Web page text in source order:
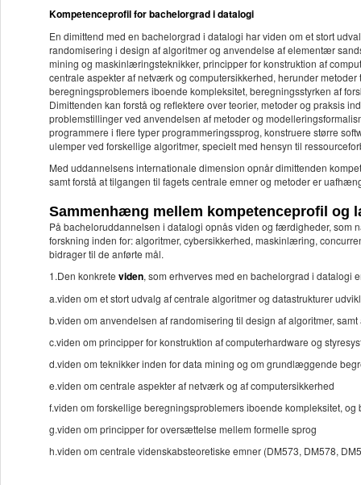
Kompetenceprofil for bachelorgrad i datalogi
En dimittend med en bachelorgrad i datalogi har viden om et stort
randomisering i design af algoritmer og anvendelse af elementær
mining og maskinlæringsteknikker, principper for konstruktion af
centrale aspekter af netværk og computersikkerhed, herunder
beregningsproblemers iboende kompleksitet, beregningsstyrken af
Dimittenden kan forstå og reflektere over teorier, metoder og praksis
problemstillinger ved anvendelsen af metoder og
programmere i flere typer programmeringssprog, konstruere større
ulemper ved forskellige algoritmer, specielt med hensyn til
Med uddannelsens internationale dimension opnår dimittenden
samt forstå at tilgangen til fagets centrale emner og metoder er
Sammenhæng mellem kompetenceprofil og
På bacheloruddannelsen i datalogi opnås viden og færdigheder, som
forskning inden for: algoritmer, cybersikkerhed, maskinlæring,
bidrager til de anførte mål.
1.Den konkrete viden, som erhverves med en bachelorgrad i datalogi
a.viden om et stort udvalg af centrale algoritmer og datastrukturer
b.viden om anvendelsen af randomisering til design af algoritmer,
c.viden om principper for konstruktion af computerhardware og
d.viden om teknikker inden for data mining og om grundlæggende
e.viden om centrale aspekter af netværk og af computersikkerhed
f.viden om forskellige beregningsproblemers iboende kompleksitet,
g.viden om principper for oversættelse mellem formelle sprog
h.viden om centrale videnskabsteoretiske emner (DM573, DM578,